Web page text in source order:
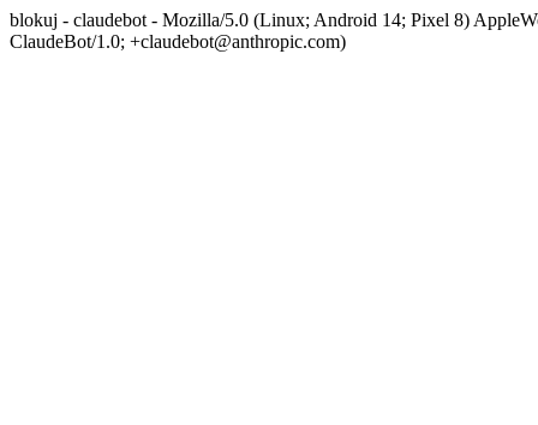
blokuj - claudebot - Mozilla/5.0 (Linux; Android 14; Pixel 8)
ClaudeBot/1.0; +claudebot@anthropic.com)